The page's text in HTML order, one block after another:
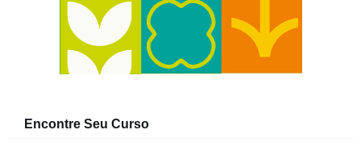
Encontre Seu Curso